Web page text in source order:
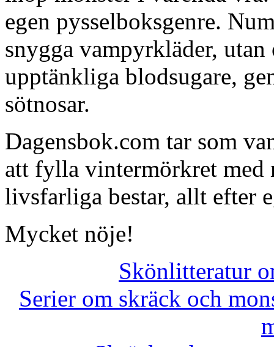
egen pysselboksgenre.
snygga vampyrkläder,
upptänkliga blodsugare,
sötnosar.
Dagensbok.com tar som
att fylla vintermörkret
livsfarliga bestar, allt efter
Mycket nöje!
Skönlitteratur
Serier om skräck och